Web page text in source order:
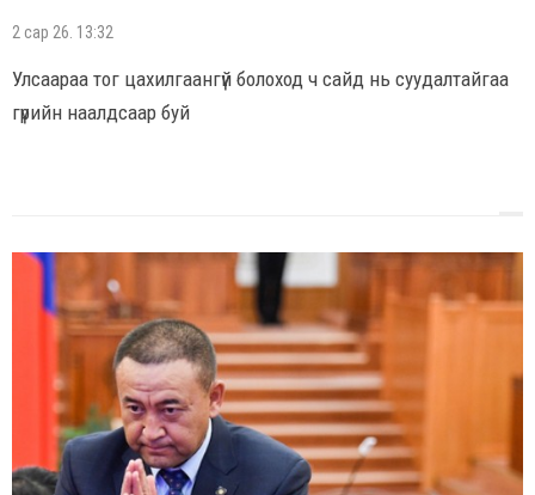
2 сар 26. 13:32
Улсаараа тог цахилгаангүй болоход ч сайд нь суудалтайгаа
гүрийн наалдсаар буй